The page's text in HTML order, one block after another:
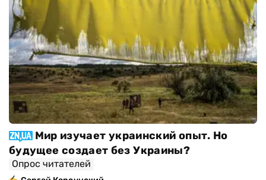
Мир изучает украинский опыт. Но
будущее создает без Украины?
Опрос читателей